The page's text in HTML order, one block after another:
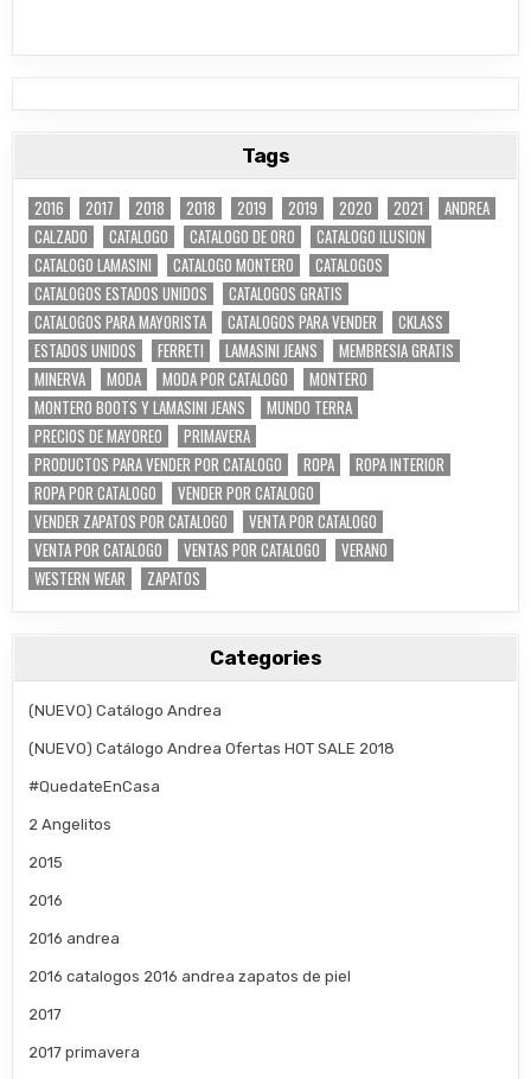
Tags
2016 2017 2018 2018 2019 2019 2020 2021
ANDREA
CALZADO
CATALOGO CATALOGO DE ORO
CATALOGO ILUSION
CATALOGO LAMASINI
CATALOGO MONTERO
CATALOGOS
CATALOGOS ESTADOS UNIDOS
CATALOGOS GRATIS
CATALOGOS PARA MAYORISTA
CATALOGOS PARA VENDER
CKLASS
ESTADOS UNIDOS
FERRETI LAMASINI JEANS
MEMBRESIA GRATIS
MINERVA
MODA MODA POR CATALOGO
MONTERO
MONTERO BOOTS Y LAMASINI JEANS
MUNDO TERRA
PRECIOS DE MAYOREO
PRIMAVERA
PRODUCTOS PARA VENDER POR CATALOGO
ROPA
ROPA INTERIOR
ROPA POR CATALOGO
VENDER POR CATALOGO
VENDER ZAPATOS POR CATALOGO
VENTA POR CATALOGO
VENTA POR CATALOGO
VENTAS POR CATALOGO
VERANO
WESTERN WEAR
ZAPATOS
Categories
(NUEVO) Catálogo Andrea
(NUEVO) Catálogo Andrea Ofertas HOT SALE 2018
#QuedateEnCasa
2 Angelitos
2015
2016
2016 andrea
2016 catalogos 2016 andrea zapatos de piel
2017
2017 primavera